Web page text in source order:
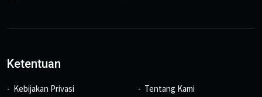
Ketentuan
Kebijakan Privasi
Tentang Kami